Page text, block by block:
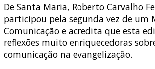
De Santa Maria, Roberto Carvalho
participou pela segunda vez de um
Comunicação e acredita que esta
reflexões muito enriquecedoras
comunicação na evangelização.